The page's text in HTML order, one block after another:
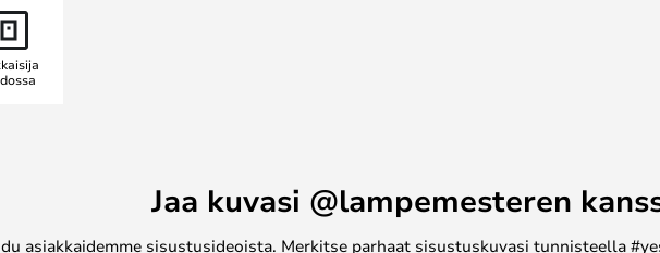
Jaa kuvasi @lampemesteren
asiakkaidemme sisustusideoista. Merkitse parhaat sisustuskuvasi tunnisteella